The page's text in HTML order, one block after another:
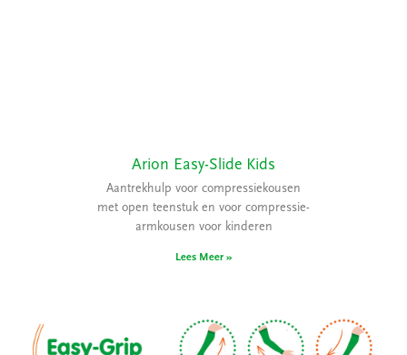
Arion Easy-Slide Kids
Aantrekhulp voor compressiekousen
met open teenstuk en voor compressie-
armkousen voor kinderen
Lees Meer »